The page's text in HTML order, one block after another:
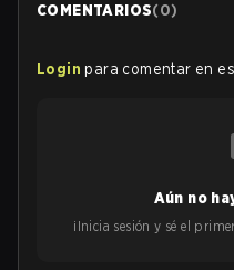
COMENTARIOS(0)
Login para comentar en
Aún no
¡Inicia sesión y sé el